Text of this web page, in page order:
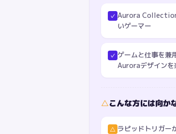
✓ Aurora Collection
いゲーマー
✓ ゲームと仕事を兼
Auroraデザインを
△こんな方には向か
△ ラピッドトリガー